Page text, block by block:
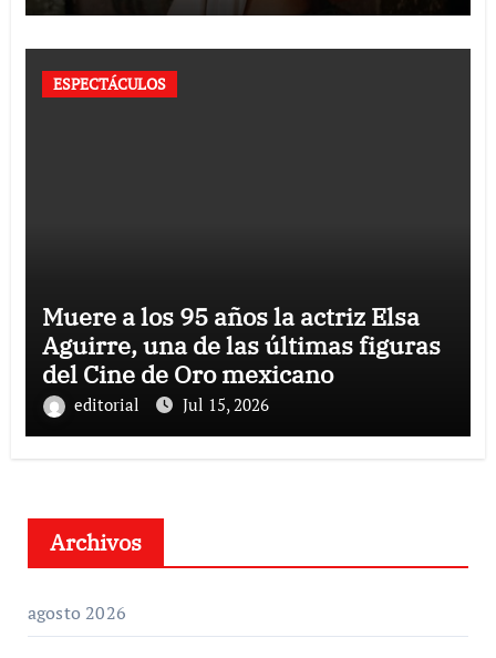
ESPECTÁCULOS
Muere a los 95 años la actriz Elsa
Aguirre, una de las últimas figuras
del Cine de Oro mexicano
editorial Jul 15, 2026
Archivos
agosto 2026